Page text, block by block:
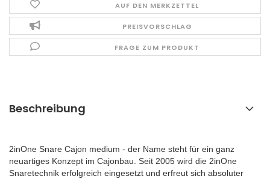
AUF DEN MERKZETTEL
PREISVORSCHLAG
FRAGE ZUM PRODUKT
Beschreibung
2inOne Snare Cajon medium - der Name steht für ein ganz
neuartiges Konzept im Cajonbau. Seit 2005 wird die 2inOne
Snaretechnik erfolgreich eingesetzt und erfreut sich absoluter